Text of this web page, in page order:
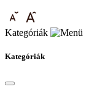
Kategóriák
Kategóriák